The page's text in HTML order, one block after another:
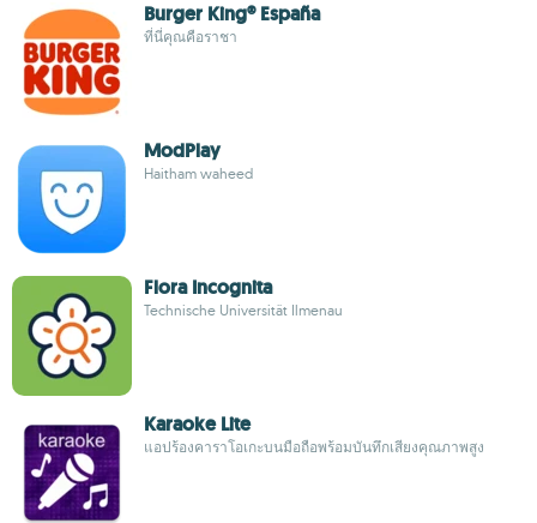
Burger King® España
ที่นี่คุณคือราชา
ModPlay
Haitham waheed
Flora Incognita
Technische Universität Ilmenau
Karaoke Lite
แอปร้องคาราโอเกะบนมือถือพร้อมบันทึกเสียงคุณภาพสูง